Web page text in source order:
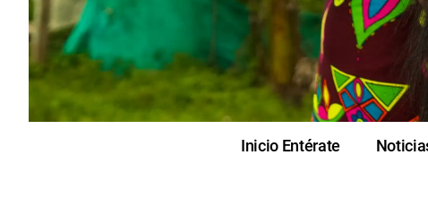
Inicio Entérate